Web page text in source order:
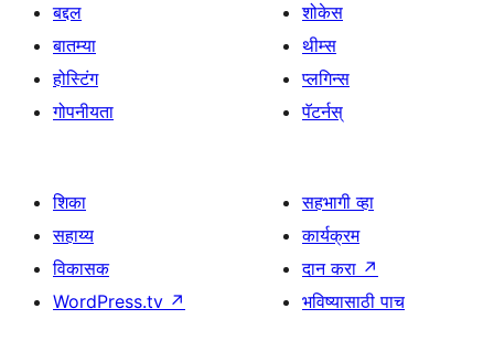
बद्दल
बातम्या
होस्टिंग
गोपनीयता
शोकेस
थीम्स
प्लगिन्स
पॅटर्नस्
शिका
सहाय्य
विकासक
WordPress.tv ↗
सहभागी व्हा
कार्यक्रम
दान करा ↗
भविष्यासाठी पाच